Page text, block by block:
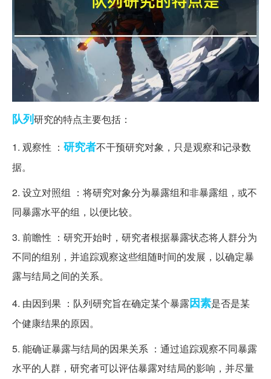
队列研究的特点主要包括：
1. 观察性 ： 研究者不干预研究对象，只是观察和记录数
据。
2. 设立对照组 ：将研究对象分为暴露组和非暴露组，或不
同暴露水平的组，以便比较。
3. 前瞻性 ：研究开始时，研究者根据暴露状态将人群分为
不同的组别，并追踪观察这些组随时间的发展，以确定暴
露与结局之间的关系。
4. 由因到果 ：队列研究旨在确定某个暴露因素是否是某
个健康结果的原因。
5. 能确证暴露与结局的因果关系 ：通过追踪观察不同暴露
水平的人群，研究者可以评估暴露对结局的影响，并尽量